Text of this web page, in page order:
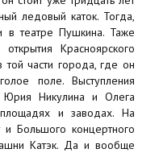
ледовый каток. Тогда,
в театре Пушкина. Таже
Красноярского
части города, где он
поле. Выступления
Юрия Никулина и Олега
и заводах. На
и Большого концертного
Катэк. Да и вообще